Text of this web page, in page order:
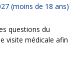
(moins de 18 ans)
visite médicale afin